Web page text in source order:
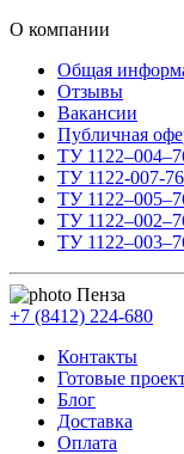
О компании
Общая
Отзывы
Вакансии
Публичная
ТУ
ТУ 1122-007-
ТУ
ТУ
ТУ
Пенза
+7 (8412) 224-680
Контакты
Готовые
Блог
Доставка
Оплата